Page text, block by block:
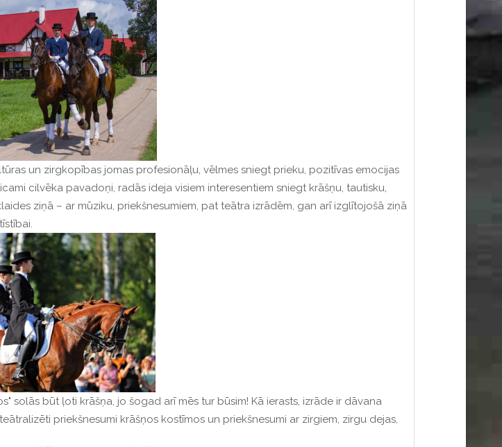
un zirgkopības jomas profesionāļu, vēlmes sniegt prieku, pozitīvas emocijas
cilvēka pavadoņi, radās ideja visiem interesentiem sniegt krāšņu, tautisku,
ziņā – ar mūziku, priekšnesumiem, pat teātra izrādēm, gan arī izglītojošā ziņā
solās būt ļoti krāšņa, jo šogad arī mēs tur būsim! Kā ierasts, izrāde ir dāvana
priekšnesumi krāšņos kostīmos un priekšnesumi ar zirgiem, zirgu dejas,